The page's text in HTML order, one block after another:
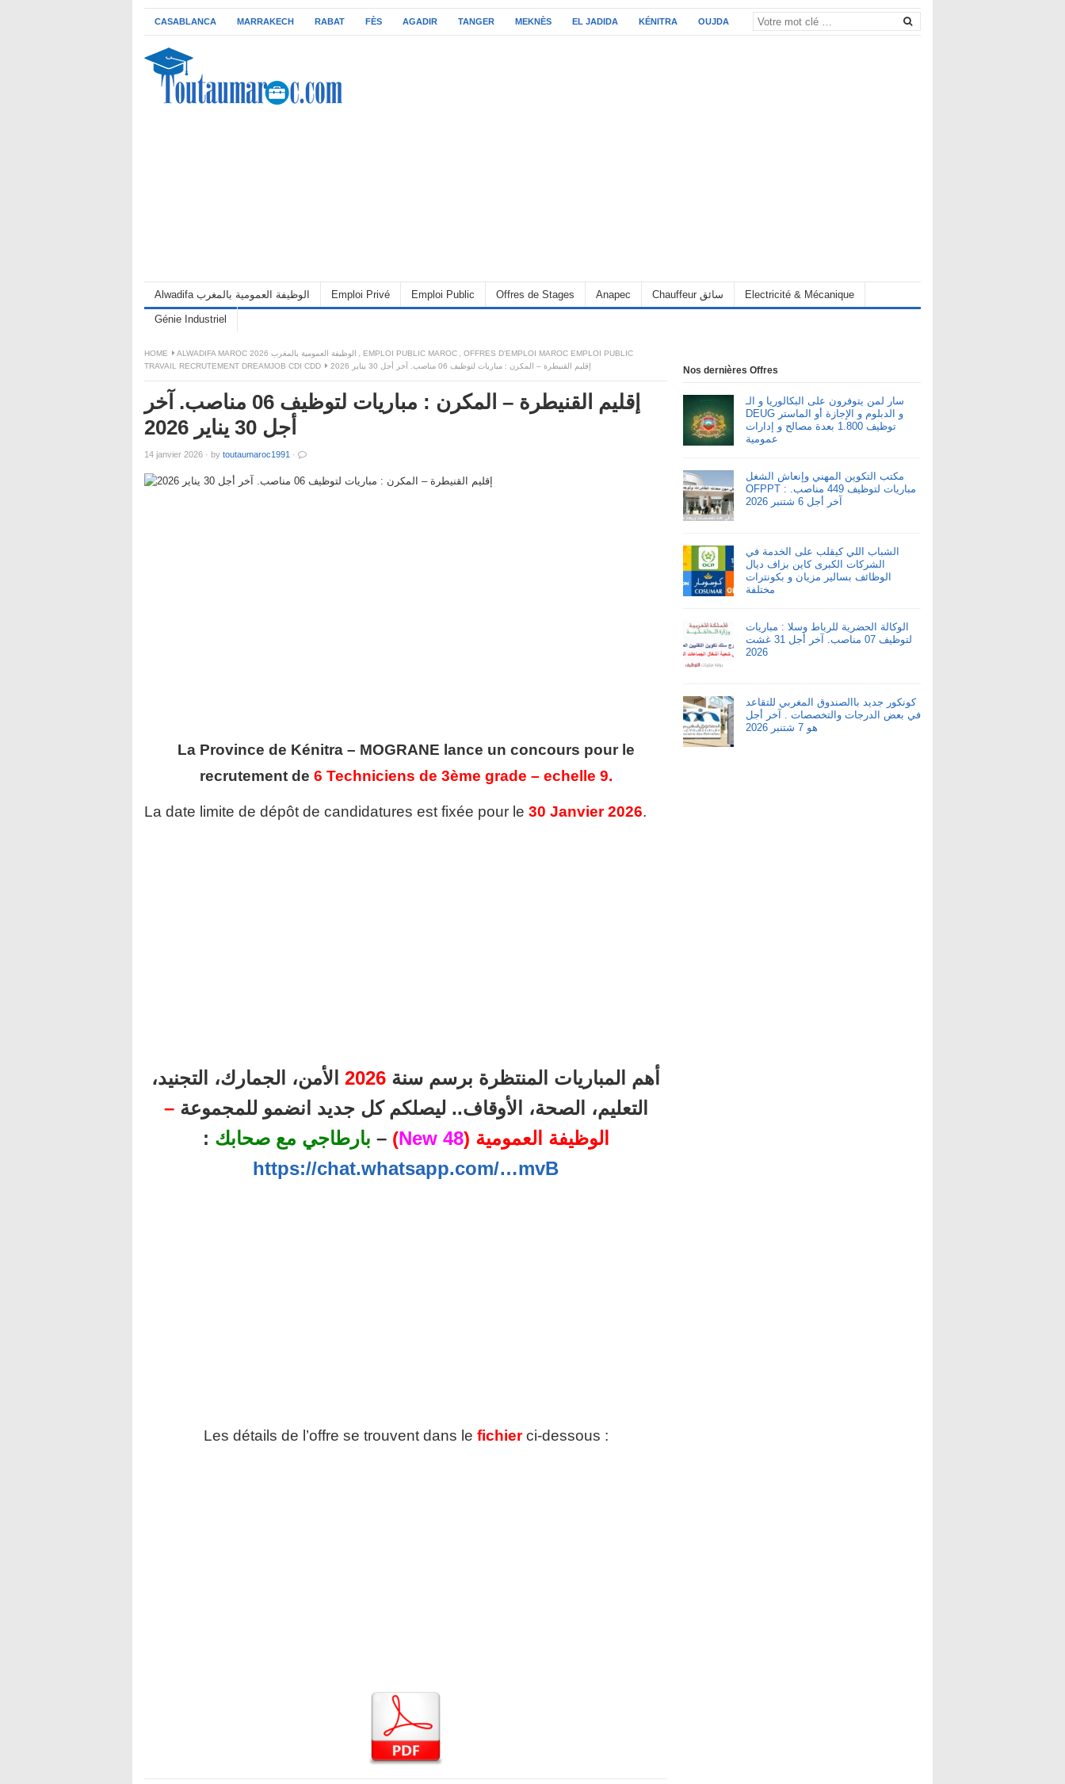
CASABLANCA MARRAKECH RABAT FÈS AGADIR TANGER MEKNÈS EL JADIDA KÉNITRA OUJDA
Alwadifa الوظيفة العمومية بالمغرب Emploi Privé Emploi Public Offres de Stages Anapec Chauffeur سائق Electricité & Mécanique
Génie Industriel
HOME ALWADIFA MAROC 2026 الوظيفة العمومية بالمغرب EMPLOI PUBLIC MAROC
OFFRES D'EMPLOI MAROC EMPLOI PUBLIC
TRAVAIL RECRUTEMENT DREAMJOB CDI CDD
إقليم القنيطرة – المكرن : مباريات لتوظيف 06 مناصب. آخر أجل 30 يناير 2026
إقليم القنيطرة – المكرن : مباريات لتوظيف 06 مناصب. آخر
أجل 30 يناير 2026
14 janvier 2026 · by toutaumaroc1991 ·
La Province de Kénitra – MOGRANE lance un concours pour le
recrutement de 6 Techniciens de 3ème grade – echelle 9.
La date limite de dépôt de candidatures est fixée pour le 30 Janvier 2026.
أهم المباريات المنتظرة برسم سنة 2026 الأمن، الجمارك، التجنيد،
التعليم، الصحة، الأوقاف.. ليصلكم كل جديد انضمو للمجموعة–
الوظيفة العمومية (48 New
)
– بارطاجي مع صحابك :
https://chat.whatsapp.com/…mvB
Les détails de l’offre se trouvent dans le fichier ci-dessous :
Nos dernières Offres
سار لمن يتوفرون على البكالوريا و الـ
DEUG و الدبلوم و الإجازة أو الماستر
توظيف 1.800 بعدة مصالح و إدارات
عمومية
مكتب التكوين المهني وإنعاش الشغل
OFPPT : مباريات لتوظيف 449 مناصب.
آخر أجل 6 شتنبر 2026
الشباب اللي كيقلب على الخدمة في
الشركات الكبرى كاين بزاف ديال
الوظائف بسالير مزيان و بكونترات
مختلفة
الوكالة الحضرية للرباط وسلا : مباريات
لتوظيف 07 مناصب. آخر أجل 31 غشت
2026
كونكور جديد باالصندوق المغربي للتقاعد
في بعض الدرجات والتخصصات . آخر أجل
هو 7 شتنبر 2026